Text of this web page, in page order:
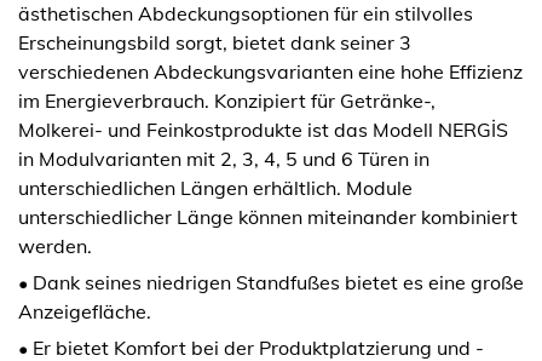
ästhetischen Abdeckungsoptionen für ein stilvolles
Erscheinungsbild sorgt, bietet dank seiner 3
verschiedenen Abdeckungsvarianten eine hohe Effizienz
im Energieverbrauch. Konzipiert für Getränke-,
Molkerei- und Feinkostprodukte ist das Modell NERGİS
in Modulvarianten mit 2, 3, 4, 5 und 6 Türen in
unterschiedlichen Längen erhältlich. Module
unterschiedlicher Länge können miteinander kombiniert
werden.
• Dank seines niedrigen Standfußes bietet es eine große
Anzeigefläche.
• Er bietet Komfort bei der Produktplatzierung und -